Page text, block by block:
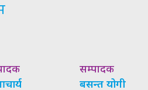
सम्पादक
बसन्त योगी